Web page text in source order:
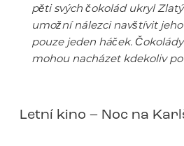
pěti svých čokolád ukryl
umožní nálezci navštívit
pouze jeden háček.
mohou nacházet kdekoliv
Letní kino – Noc na